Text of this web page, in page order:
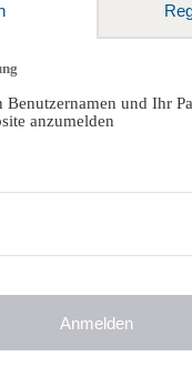
Benutzernamen und Ihr
anzumelden